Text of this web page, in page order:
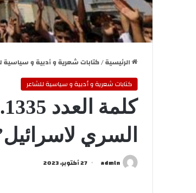
الرئيسية/كتابات شعرية و أدبية و سياسية
كتابات شعرية و أدبية و سياسية للشاعر
السري
admln 27 أكتوبر، 2023